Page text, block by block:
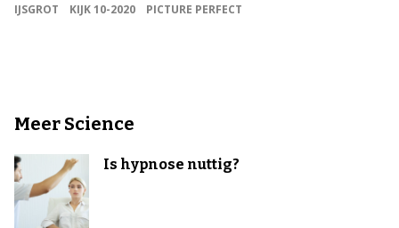
IJSGROT
KIJK 10-2020 PICTURE PERFECT
Meer Science
Is hypnose nuttig?